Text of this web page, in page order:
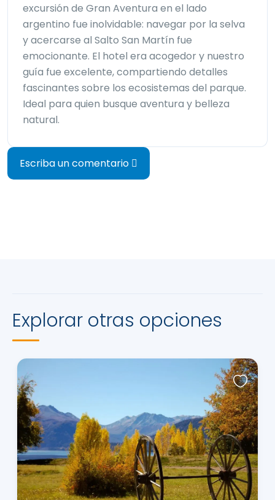
excursión de Gran Aventura en el lado
argentino fue inolvidable: navegar por la selva
y acercarse al Salto San Martín fue
emocionante. El hotel era acogedor y nuestro
guía fue excelente, compartiendo detalles
fascinantes sobre los ecosistemas del parque.
Ideal para quien busque aventura y belleza
natural.
Escriba un comentario
Explorar otras opciones